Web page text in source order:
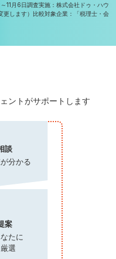
11月6日調査実施：株式会社ドゥ・ハウ
します） 比較対象企業：「税理士・会
ントがサポートします
談
分かる
案
たに
選